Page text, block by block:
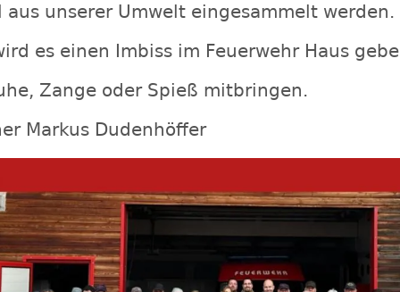
aus unserer Umwelt eingesammelt werden.
es einen Imbiss im Feuerwehr Haus
Zange oder Spieß mitbringen.
Markus Dudenhöffer